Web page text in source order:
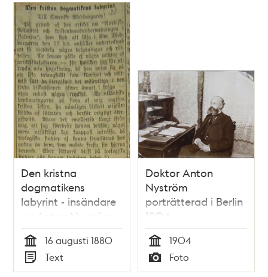
Den kristna
dogmatikens
labyrint - insändare
av Anton Nyström
1880
Tid
16 augusti 1880
Typ
Text
Doktor Anton
Nyström
porträtterad i Berlin
1904
Tid
1904
Typ
Foto